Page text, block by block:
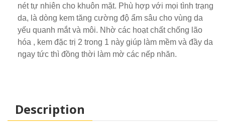
nét tự nhiên cho khuôn mặt. Phù hợp với mọi tình trạng
da, là dòng kem tăng cường độ ẩm sâu cho vùng da
yếu quanh mắt và môi. Nhờ các hoạt chất chống lão
hóa , kem đặc trị 2 trong 1 này giúp làm mềm và đầy da
ngay tức thì đồng thời làm mờ các nếp nhăn.
Description